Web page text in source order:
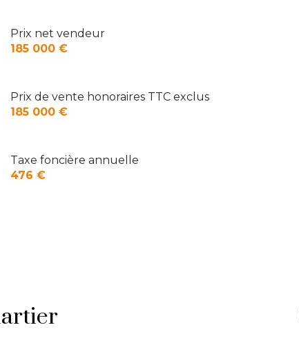
Prix net vendeur
185 000 €
Prix de vente honoraires TTC exclus
185 000 €
Taxe foncière annuelle
476 €